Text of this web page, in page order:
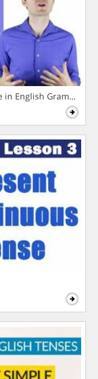
in English Grammar